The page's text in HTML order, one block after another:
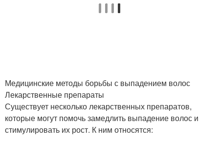
Медицинские методы борьбы с выпадением волос
Лекарственные препараты
Существует несколько лекарственных препаратов,
которые могут помочь замедлить выпадение волос и
стимулировать их рост. К ним относятся: